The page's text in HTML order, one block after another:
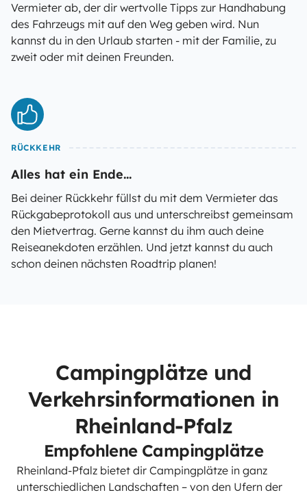
Vermieter ab, der dir wertvolle Tipps zur Handhabung
des Fahrzeugs mit auf den Weg geben wird. Nun
kannst du in den Urlaub starten - mit der Familie, zu
zweit oder mit deinen Freunden.
RÜCKKEHR
Alles hat ein Ende...
Bei deiner Rückkehr füllst du mit dem Vermieter das
Rückgabeprotokoll aus und unterschreibst gemeinsam
den Mietvertrag. Gerne kannst du ihm auch deine
Reiseanekdoten erzählen. Und jetzt kannst du auch
schon deinen nächsten Roadtrip planen!
Campingplätze und
Verkehrsinformationen in
Rheinland-Pfalz
Empfohlene Campingplätze
Rheinland-Pfalz bietet dir Campingplätze in ganz
unterschiedlichen Landschaften – von den Ufern der